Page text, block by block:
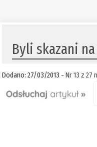
Byli skazani
Dodano: 27/03/2013 -Nr 13 z 27